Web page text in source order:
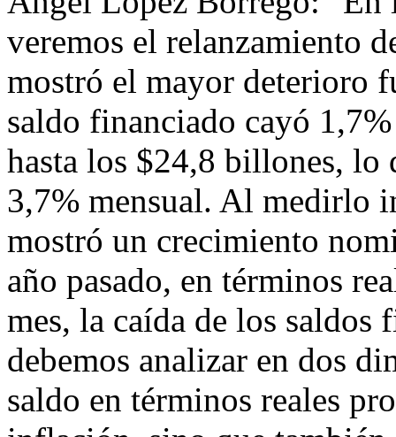
veremos el relanzamiento
mostró el mayor deterioro
saldo financiado cayó
hasta los $24,8 billones, lo
3,7% mensual. Al medirlo
mostró un crecimiento
año pasado, en términos
mes, la caída de los saldos
debemos analizar en dos
saldo en términos reales